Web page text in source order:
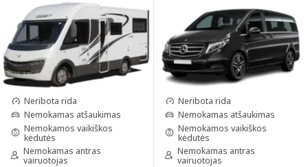
Neribota rida
Nemokamas atšaukimas
Nemokamos vaikiškos
kėdutės
Nemokamas antras
vairuotojas
Neribota rida
Nemokamas atšaukimas
Nemokamos vaikiškos
kėdutės
Nemokamas antras
vairuotojas